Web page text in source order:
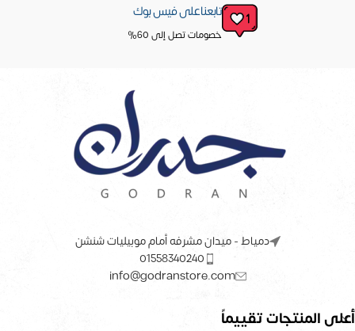
تابعنا على فيس بوك
خصومات تصل إلى 60%
دمياط - ميدان مشرفه أمام موبيليات شنشن
01558340240
info@godranstore.com
أعلى المنتجات تقييماً